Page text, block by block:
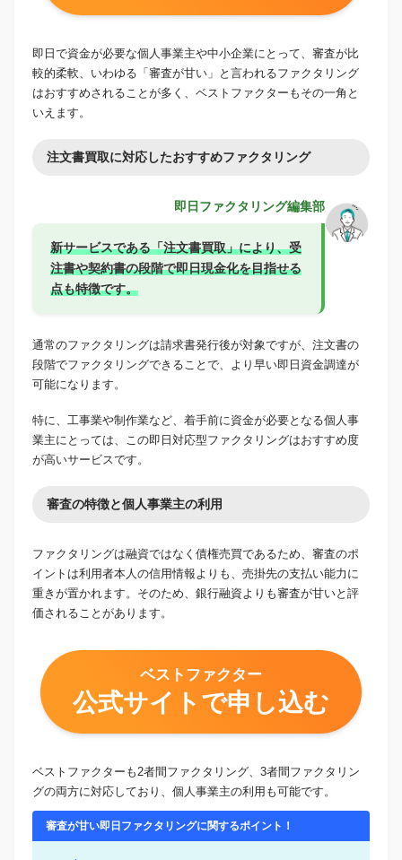
即日で資金が必要な個人事業主や中小企業にとって、審査が比
較的柔軟、いわゆる「審査が甘い」と言われるファクタリング
はおすすめされることが多く、ベストファクターもその一角と
いえます。
注文書買取に対応したおすすめファクタリング
即日ファクタリング編集部
新サービスである「注文書買取」により、受
注書や契約書の段階で即日現金化を目指せる
点も特徴です。
通常のファクタリングは請求書発行後が対象ですが、注文書の
段階でファクタリングできることで、より早い即日資金調達が
可能になります。
特に、工事業や制作業など、着手前に資金が必要となる個人事
業主にとっては、この即日対応型ファクタリングはおすすめ度
が高いサービスです。
審査の特徴と個人事業主の利用
ファクタリングは融資ではなく債権売買であるため、審査のポ
イントは利用者本人の信用情報よりも、売掛先の支払い能力に
重きが置かれます。そのため、銀行融資よりも審査が甘いと評
価されることがあります。
ベストファクター
公式サイトで申し込む
ベストファクターも2者間ファクタリング、3者間ファクタリン
グの両方に対応しており、個人事業主の利用も可能です。
審査が甘い即日ファクタリングに関するポイント！